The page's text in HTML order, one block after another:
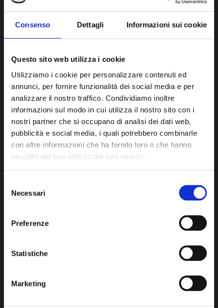
Consenso Dettagli Informazioni sui cookie
Questo sito web utilizza i cookie
Utilizziamo i cookie per personalizzare contenuti ed
annunci, per fornire funzionalità dei social media e per
analizzare il nostro traffico. Condividiamo inoltre
informazioni sul modo in cui utilizza il nostro sito con i
nostri partner che si occupano di analisi dei dati web,
pubblicità e social media, i quali potrebbero combinarle
con altre informazioni che ha fornito loro o che hanno
raccolto dal suo utilizzo dei loro servizi.
delNecessari
Preferenze
Statistiche
Marketing
Ho letto e accetto contenuto nellaPrivacy Policydel
sito web
INVIA MESSAGGIO
Orari
Chiusi Sabato e Domenica